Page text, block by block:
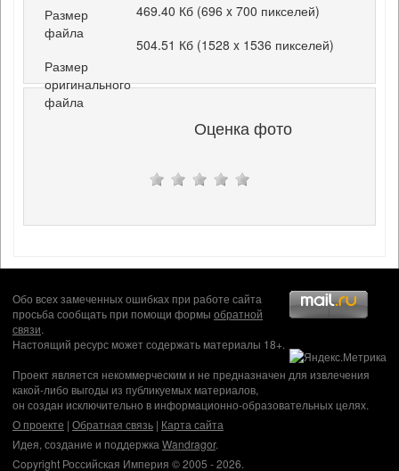
Размер
файла
469.40 Кб (696 x 700 пикселей)
Размер
оригинального
файла
504.51 Кб (1528 x 1536 пикселей)
Оценка фото
Обо всех замеченных ошибках при работе сайта
просьба сообщать при помощи формы обратной
связи.
Настоящий ресурс может содержать материалы 18+.
Проект является некоммерческим и не предназначен для извлечения
какой-либо выгоды из публикуемых материалов,
он создан исключительно в информационно-образовательных целях.
О проекте | Обратная связь | Карта сайта
Идея, создание и поддержка Wandragor.
Copyright Российская Империя © 2005 - 2026.